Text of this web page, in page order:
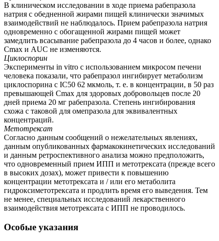
В клиническом исследовании в ходе приема рабепразола
натрия с обедненной жирами пищей клинически значимых
взаимодействий не наблюдалось. Прием рабепразола натрия
одновременно с обогащенной жирами пищей может
замедлить всасывание рабепразола до 4 часов и более, однако
Сmax и AUC не изменяются.
Циклоспорин
Эксперименты in vitro с использованием микросом печени
человека показали, что рабепразол ингибирует метаболизм
циклоспорина с IC50 62 мкмоль, т. е. в концентрации, в 50 раз
превышающей Сmax для здоровых добровольцев после 20
дней приема 20 мг рабепразола. Степень ингибирования
схожа с таковой для омепразола для эквивалентных
концентраций.
Метотрексат
Согласно данным сообщений о нежелательных явлениях,
данным опубликованных фармакокинетических исследований
и данным ретроспективного анализа можно предположить,
что одновременный прием ИПП и метотрексата (прежде всего
в высоких дозах), может привести к повышению
концентрации метотрексата и / или его метаболита
гидроксиметотрексата и продлить время его выведения. Тем
не менее, специальных исследований лекарственного
взаимодействия метотрексата с ИПП не проводилось.
Особые указания